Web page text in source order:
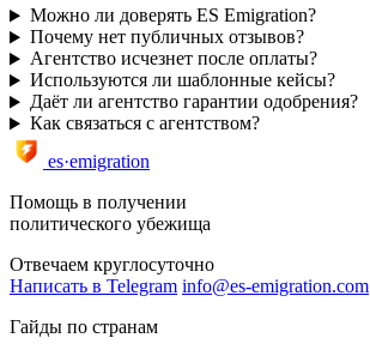
Можно ли доверять ES Emigration?
Почему нет публичных отзывов?
Агентство исчезнет после оплаты?
Используются ли шаблонные кейсы?
Даёт ли агентство гарантии одобрения?
Как связаться с агентством?
es·emigration
Помощь в получении
политического убежища
Отвечаем круглосуточно
Написать в Telegram info@es-emigration.com
Гайды по странам